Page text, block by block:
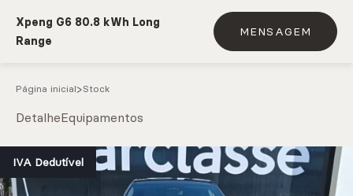
Xpeng G6 80.8 kWh Long
Range
MENSAGEM
Página inicial Stock
DetalheEquipamentos
IVA Dedutível
e.g. Mercedes-Benz; BMW; Ford